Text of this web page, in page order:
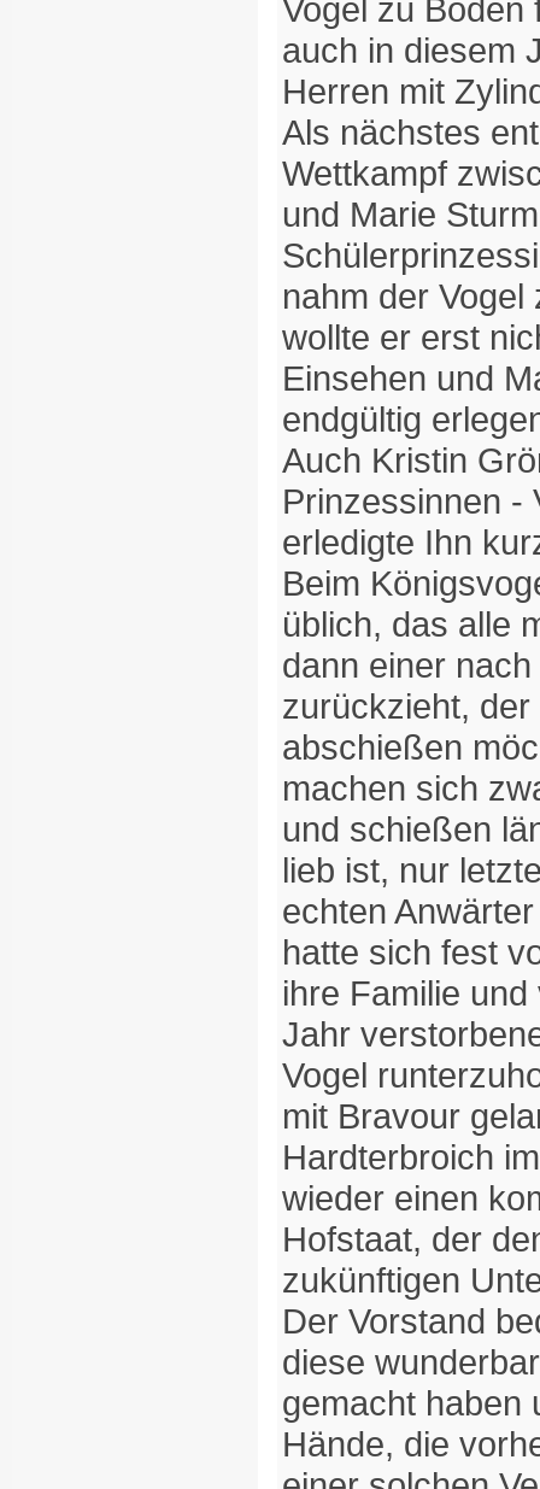
Vogel zu Boden
auch in diesem
Herren mit
Als nächstes
Wettkampf
und Marie
nahm der Vogel
wollte er erst
Einsehen und
endgültig
Auch Kristin
Prinzessinnen -
erledigte Ihn
Beim
üblich, das alle
dann einer
zurückzieht,
abschießen
machen sich
und schießen
lieb ist, nur
echten
hatte sich fest
ihre Familie
Jahr
Vogel
mit Bravour
Hardterbroich
wieder einen
Hofstaat, der
zukünftigen
Der Vorstand
diese
gemacht haben
Hände, die